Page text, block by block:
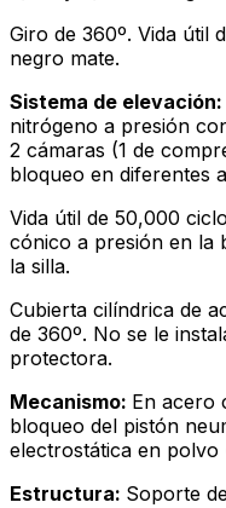
Giro de 360º. Vida útil
negro mate.
Sistema de elevación:
nitrógeno a presión
2 cámaras (1 de
bloqueo en diferentes
Vida útil de 50,000
cónico a presión en la
la silla.
Cubierta cilíndrica de
de 360º. No se le
protectora.
Mecanismo: En acero
bloqueo del pistón
electrostática en
Estructura: Soporte